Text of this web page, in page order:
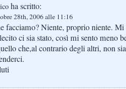
ha scritto:
28th, 2006 alle 11:16
facciamo? Niente, proprio niente. Mi
ci sia stato, così mi sento meno
che,al contrario degli altri, non